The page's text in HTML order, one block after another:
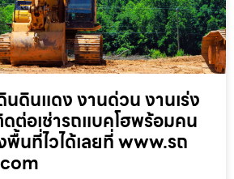
ดินแดง งานด่วน งานเร่ง
ต่อเช่ารถแบคโฮพร้อมคน
นที่ไวได้เลยที่ www.รถ